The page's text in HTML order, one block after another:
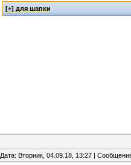
Дата: Вторник, 04.09.18, 13:27 |